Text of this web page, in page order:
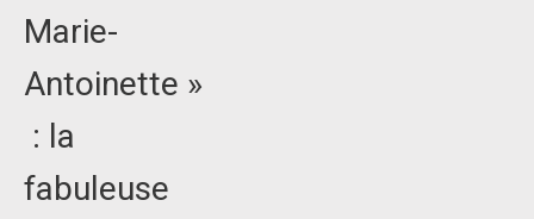
Marie-
Antoinette »
: la
fabuleuse